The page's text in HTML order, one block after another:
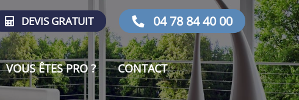
VOUS ÊTES PRO ? CONTACT
DEVIS GRATUIT 04 78 84 40 00